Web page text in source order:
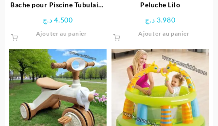
Bache pour Piscine Tubulaire
4.500 د.ج
Ajouter au panier
Peluche Lilo
3.980 د.ج
Ajouter au panier